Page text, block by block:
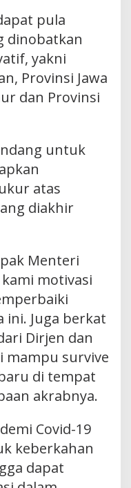
pula
dinobatkan
yakni
Provinsi Jawa
dan Provinsi
untuk
atas
diakhir
Menteri
motivasi
ini. Juga berkat
Dirjen dan
mampu survive
di tempat
akrabnya.
Covid-19
keberkahan
dapat